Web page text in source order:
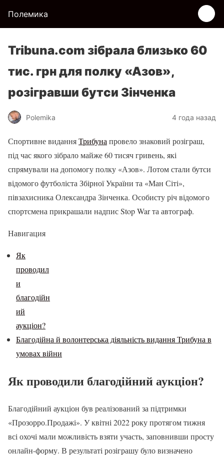
Полемика
Tribuna.com зібрала близько 60
тис. грн для полку «Азов»,
розігравши бутси Зінченка
Polemika 4 года назад
Спортивне виданняТрибуна провело знаковий розіграш,
під час якого зібрало майже 60 тисяч гривень, які
спрямували на допомогу полку «Азов». Лотом стали бутси
відомого футболіста Збірної України та «Ман Сіті»,
півзахисника Олександра Зінченка. Особисту річ відомого
спортсмена прикрашали надпис Stop War та автограф.
Навигация
Як
проводил
и
благодійн
ий
аукціон?
Благодійна й волонтерська діяльність видання Трибуна в
умовах війни
Як проводили благодійний аукціон?
Благодійний аукціон був реалізований за підтримки
«Прозорро.Продажі». У квітні 2022 року протягом тижня
всі охочі мали можливість взяти участь, заповнивши просту
онлайн-форму. В результаті розіграшу було визначено